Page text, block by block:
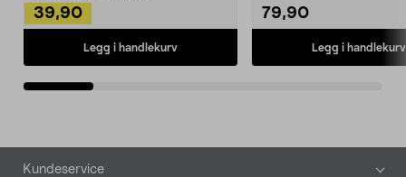
39,90
Legg i handlekurv
79,90
Legg i handlekurv
Bunntekst
Kundeservice